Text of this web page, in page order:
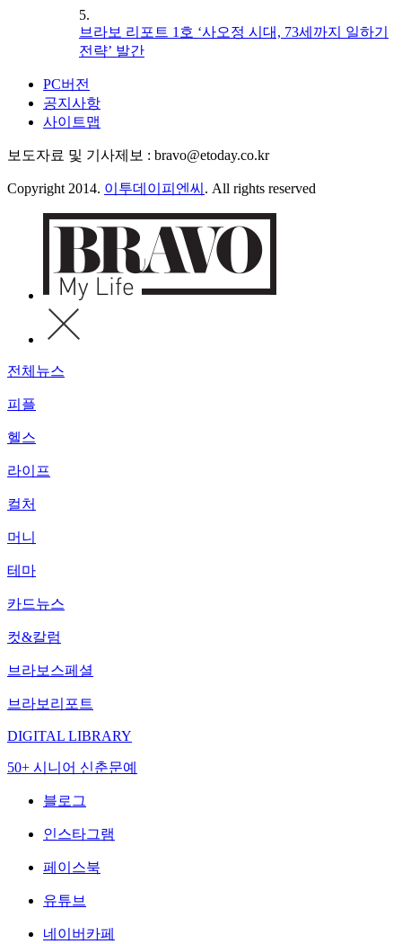
5.
브라보 리포트 1호 ‘사오정 시대, 73세까지 일하기
전략’ 발간
PC버전
공지사항
사이트맵
보도자료 및 기사제보 : bravo@etoday.co.kr
Copyright 2014. 이투데이피엔씨 . All rights reserved
전체뉴스
피플
헬스
라이프
컬처
머니
테마
카드뉴스
컷&칼럼
브라보스페셜
브라보리포트
DIGITAL LIBRARY
50+ 시니어 신춘문예
블로그
인스타그램
페이스북
유튜브
네이버카페